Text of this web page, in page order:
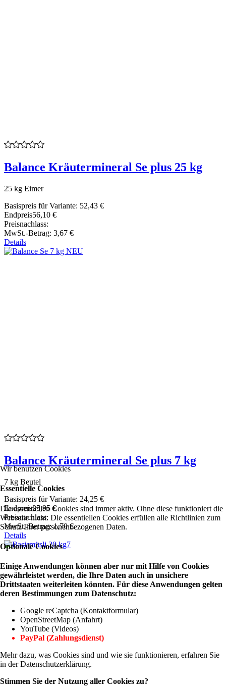
Balance Kräutermineral Se plus 25 kg
25 kg Eimer
Basispreis für Variante: 52,43 €
Endpreis56,10 €
Preisnachlass:
MwSt.-Betrag: 3,67 €
Details
Balance Kräutermineral Se plus 7 kg
7 kg Beutel
Basispreis für Variante: 24,25 €
Endpreis25,95 €
Preisnachlass:
MwSt.-Betrag:1,70 €
Details
Wir benutzen Cookies
Essentielle Cookies
Die essentiellen Cookies sind immer aktiv. Ohne diese funktioniert die
Webseite nicht. Die essentiellen Cookies erfüllen alle Richtlinien zum
Schutz Ihrer personenbezogenen Daten.
Optionale Cookies
Einige Anwendungen können aber nur mit Hilfe von Cookies
gewährleistet werden, die Ihre Daten auch in unsichere
Drittstaaten weiterleiten könnten. Für diese Anwendungen gelten
deren Bestimmungen zum Datenschutz:
Google reCaptcha (Kontaktformular)
OpenStreetMap (Anfahrt)
YouTube (Videos)
PayPal (Zahlungsdienst)
Mehr dazu, was Cookies sind und wie sie funktionieren, erfahren Sie
in der Datenschutzerklärung.
Stimmen Sie der Nutzung aller Cookies zu?